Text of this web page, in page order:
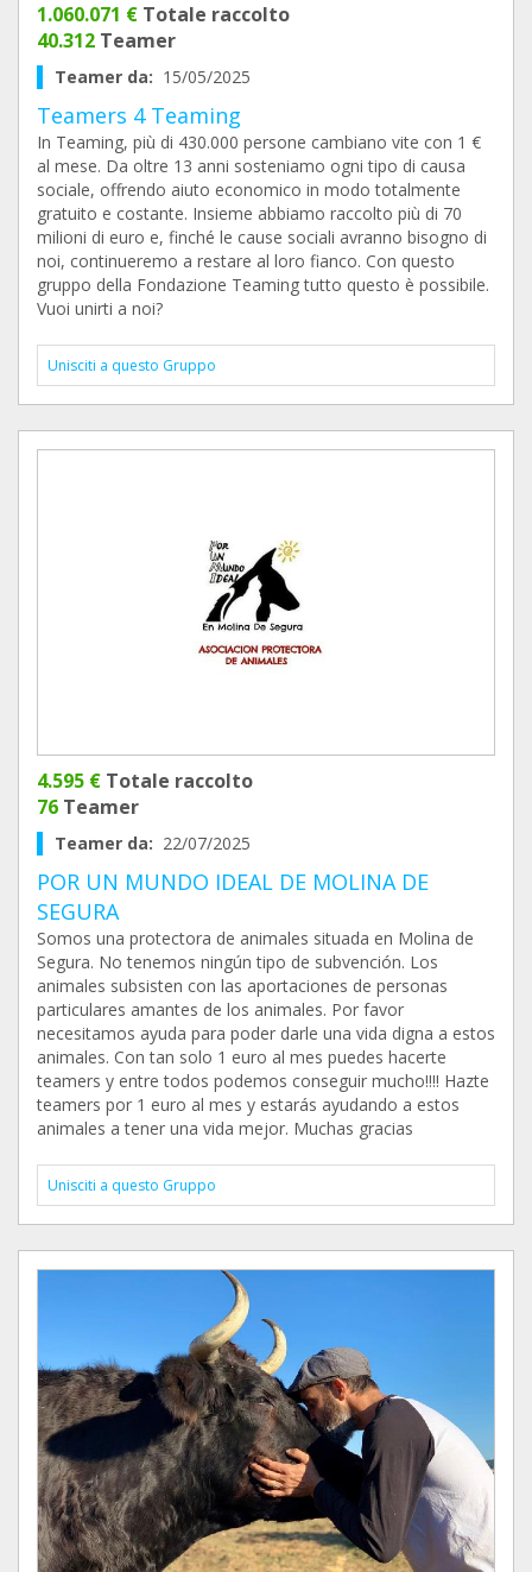
1.060.071 € Totale raccolto
40.312 Teamer
Teamer da: 15/05/2025
Teamers 4 Teaming
In Teaming, più di 430.000 persone cambiano vite con 1 €
al mese. Da oltre 13 anni sosteniamo ogni tipo di causa
sociale, offrendo aiuto economico in modo totalmente
gratuito e costante. Insieme abbiamo raccolto più di 70
milioni di euro e, finché le cause sociali avranno bisogno di
noi, continueremo a restare al loro fianco. Con questo
gruppo della Fondazione Teaming tutto questo è possibile.
Vuoi unirti a noi?
Unisciti a questo Gruppo
4.595 € Totale raccolto
76 Teamer
Teamer da: 22/07/2025
POR UN MUNDO IDEAL DE MOLINA DE
SEGURA
Somos una protectora de animales situada en Molina de
Segura. No tenemos ningún tipo de subvención. Los
animales subsisten con las aportaciones de personas
particulares amantes de los animales. Por favor
necesitamos ayuda para poder darle una vida digna a estos
animales. Con tan solo 1 euro al mes puedes hacerte
teamers y entre todos podemos conseguir mucho!!!! Hazte
teamers por 1 euro al mes y estarás ayudando a estos
animales a tener una vida mejor. Muchas gracias
Unisciti a questo Gruppo